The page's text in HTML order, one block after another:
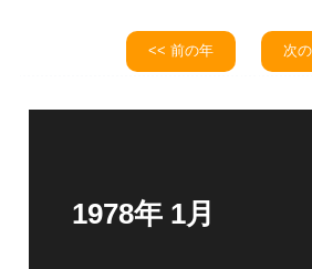
<< 前の年 次
1978年 1月